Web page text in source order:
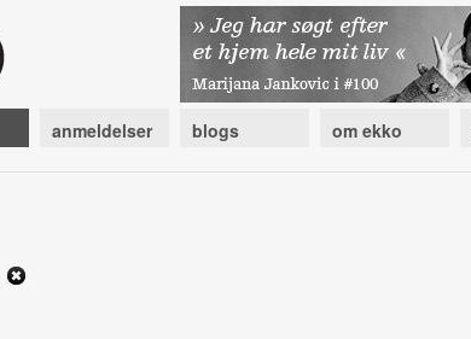
anmeldelser blogs om ekko